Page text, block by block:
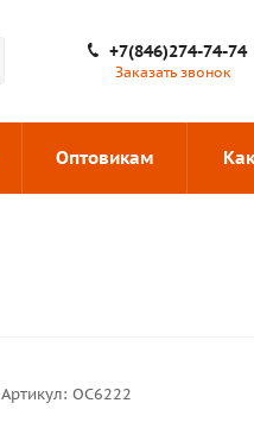
+7(846)274-74-74
Заказать звонок
Оптовикам
Артикул: ОС6222